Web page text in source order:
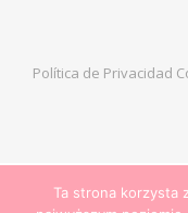
Política de Privacidad
Ta strona korzysta